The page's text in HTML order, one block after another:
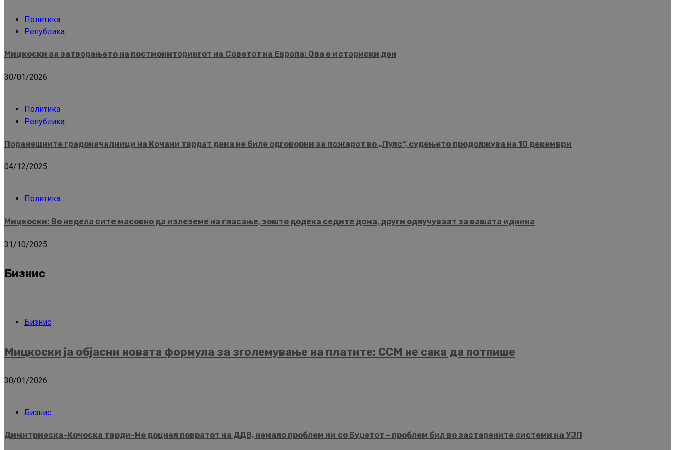
Политика
Република
Мицкоски за затворањето на постмониторингот на Советот на Европа: Ова е историски ден
30/01/2026
Политика
Република
Поранешните градоначалници на Кочани тврдат дека не биле одговорни за пожарот во „Пулс“, судењето продолжува на 10 декември
04/12/2025
Политика
Мицкоски: Во недела сите масовно да излеземе на гласање, зошто додека седите дома, други одлучуваат за вашата иднина
31/10/2025
Бизнис
Бизнис
Мицкоски ја објасни новата формула за зголемување на платите: ССМ не сака да потпише
30/01/2026
Бизнис
Димитриеска-Кочоска тврди-Не доцнел повратот на ДДВ, немало проблем ни со Буџетот – проблем бил во застарените системи на УЈП